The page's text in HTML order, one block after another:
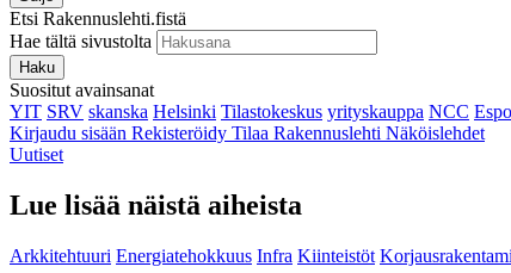
Etsi Rakennuslehti.fistä
Hae tältä sivustolta
Haku
Suositut avainsanat
YIT SRV skanska Helsinki Tilastokeskus yrityskauppa NCC
Kirjaudu sisään Rekisteröidy Tilaa Rakennuslehti Näköislehdet
Uutiset
Lue lisää näistä aiheista
Arkkitehtuuri Energiatehokkuus Infra Kiinteistöt